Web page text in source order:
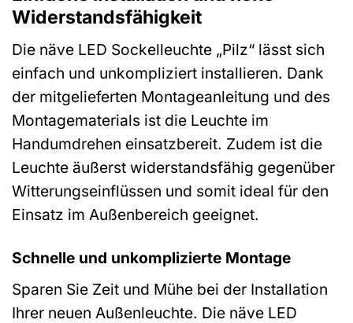
Widerstandsfähigkeit
Die näve LED Sockelleuchte „Pilz“ lässt sich
einfach und unkompliziert installieren. Dank
der mitgelieferten Montageanleitung und des
Montagematerials ist die Leuchte im
Handumdrehen einsatzbereit. Zudem ist die
Leuchte äußerst widerstandsfähig gegenüber
Witterungseinflüssen und somit ideal für den
Einsatz im Außenbereich geeignet.
Schnelle und unkomplizierte Montage
Sparen Sie Zeit und Mühe bei der Installation
Ihrer neuen Außenleuchte. Die näve LED